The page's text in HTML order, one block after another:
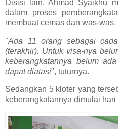
Disisi lain, Ahmad Syaikhu
dalam proses
membuat cemas dan was-was.
"Ada 11 orang sebagai
(terakhir). Untuk visa-nya
keberangkatannya belum
dapat diatasi", tuturnya.
Sedangkan 5 kloter yang
keberangkatannya dimulai